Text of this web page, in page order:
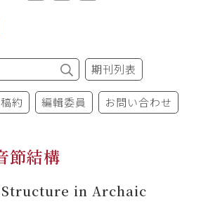
期刊列表
稿約 編輯委員 お問い合わせ
節結構
in Archaic